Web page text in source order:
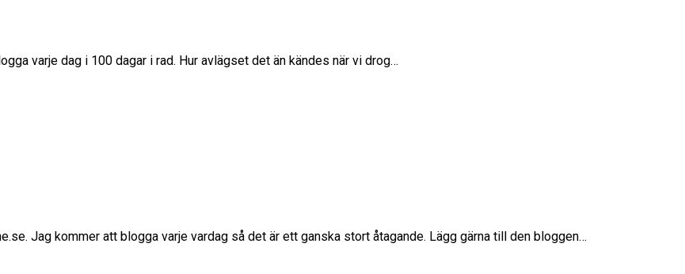
varje dag i 100 dagar i rad. Hur avlägset det än kändes när vi drog…
Jag kommer att blogga varje vardag så det är ett ganska stort åtagande. Lägg gärna till den bloggen…